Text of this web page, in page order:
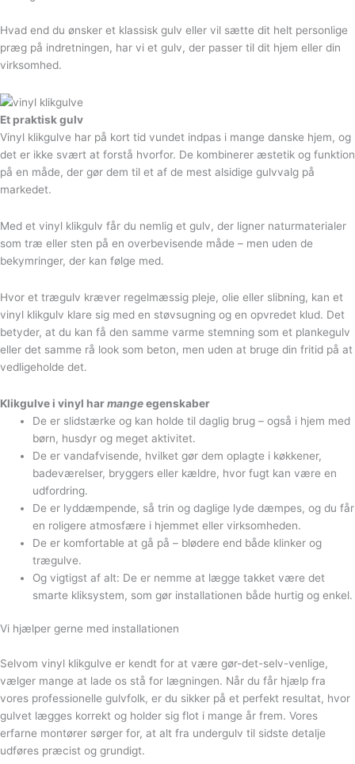
Hvad end du ønsker et klassisk gulv eller vil sætte dit helt personlige
præg på indretningen, har vi et gulv, der passer til dit hjem eller din
virksomhed.
Et praktisk gulv
Vinyl klikgulve har på kort tid vundet indpas i mange danske hjem, og
det er ikke svært at forstå hvorfor. De kombinerer æstetik og funktion
på en måde, der gør dem til et af de mest alsidige gulvvalg på
markedet.
Med et vinyl klikgulv får du nemlig et gulv, der ligner naturmaterialer
som træ eller sten på en overbevisende måde – men uden de
bekymringer, der kan følge med.
Hvor et trægulv kræver regelmæssig pleje, olie eller slibning, kan et
vinyl klikgulv klare sig med en støvsugning og en opvredet klud. Det
betyder, at du kan få den samme varme stemning som et plankegulv
eller det samme rå look som beton, men uden at bruge din fritid på at
vedligeholde det.
Klikgulve i vinyl harmangeegenskaber
De er slidstærke og kan holde til daglig brug – også i hjem med
børn, husdyr og meget aktivitet.
De er vandafvisende, hvilket gør dem oplagte i køkkener,
badeværelser, bryggers eller kældre, hvor fugt kan være en
udfordring.
De er lyddæmpende, så trin og daglige lyde dæmpes, og du får
en roligere atmosfære i hjemmet eller virksomheden.
De er komfortable at gå på – blødere end både klinker og
trægulve.
Og vigtigst af alt: De er nemme at lægge takket være det
smarte kliksystem, som gør installationen både hurtig og enkel.
Vi hjælper gerne med installationen
Selvom vinyl klikgulve er kendt for at være gør-det-selv-venlige,
vælger mange at lade os stå for lægningen. Når du får hjælp fra
vores professionelle gulvfolk, er du sikker på et perfekt resultat, hvor
gulvet lægges korrekt og holder sig flot i mange år frem. Vores
erfarne montører sørger for, at alt fra undergulv til sidste detalje
udføres præcist og grundigt.